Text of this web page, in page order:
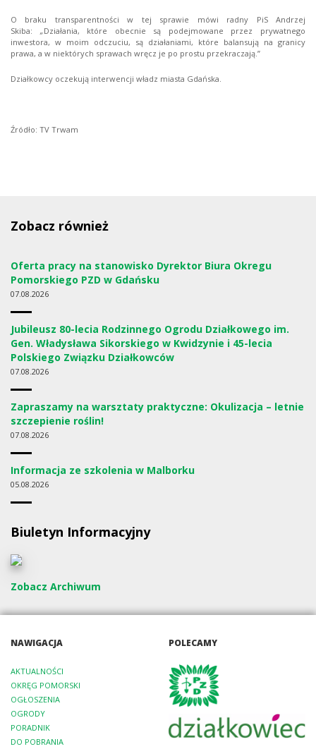
O braku transparentności w tej sprawie mówi radny PiS Andrzej
Skiba: „Działania, które obecnie są podejmowane przez prywatnego
inwestora, w moim odczuciu, są działaniami, które balansują na granicy
prawa, a w niektórych sprawach wręcz je po prostu przekraczają.”
Działkowcy oczekują interwencji władz miasta Gdańska.
Źródło: TV Trwam
Zobacz również
Oferta pracy na stanowisko Dyrektor Biura Okregu
Pomorskiego PZD w Gdańsku
07 08.2026
Jubileusz 80-lecia Rodzinnego Ogrodu Działkowego im.
Gen. Władysława Sikorskiego w Kwidzynie i 45-lecia
Polskiego Związku Działkowców
07 08.2026
Zapraszamy na warsztaty praktyczne: Okulizacja – letnie
szczepienie roślin!
07 08.2026
Informacja ze szkolenia w Malborku
05 08.2026
Biuletyn Informacyjny
Zobacz Archiwum
NAWIGACJA
AKTUALNOŚCI
OKRĘG POMORSKI
OGŁOSZENIA
OGRODY
PORADNIK
DO POBRANIA
POLECAMY